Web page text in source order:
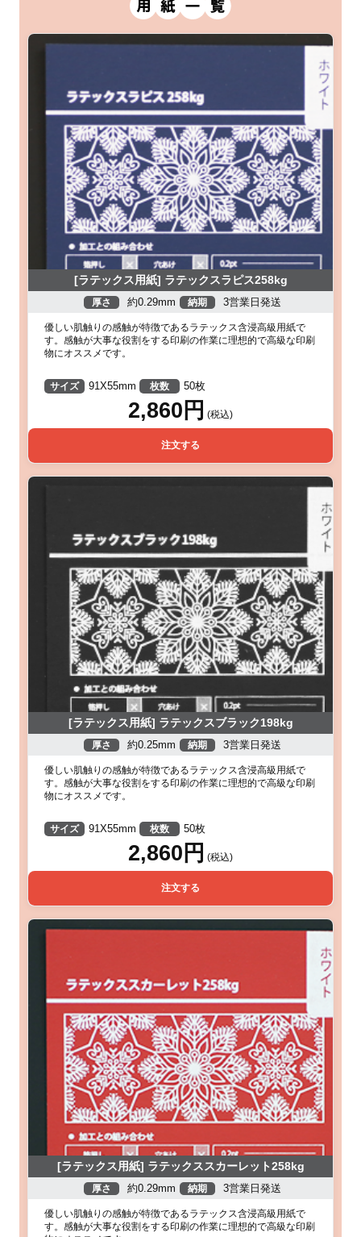
[ラテックス用紙] ラテックスラピス258kg
厚さ 約0.29mm 納期 3営業日発送
優しい肌触りの感触が特徴であるラテックス含浸高級用紙で
す。感触が大事な役割をする印刷の作業に理想的で高級な印刷
物にオススメです。
サイズ 91X55mm 枚数 50枚
2,860円 (税込)
注文する
[ラテックス用紙] ラテックスブラック198kg
厚さ 約0.25mm 納期 3営業日発送
優しい肌触りの感触が特徴であるラテックス含浸高級用紙で
す。感触が大事な役割をする印刷の作業に理想的で高級な印刷
物にオススメです。
サイズ 91X55mm 枚数 50枚
2,860円 (税込)
注文する
[ラテックス用紙] ラテックススカーレット258kg
厚さ 約0.29mm 納期 3営業日発送
優しい肌触りの感触が特徴であるラテックス含浸高級用紙で
す。感触が大事な役割をする印刷の作業に理想的で高級な印刷